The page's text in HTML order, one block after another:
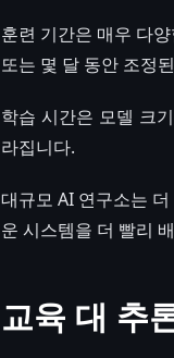
훈련 기간은 매우 다
또는 몇 달 동안 조정
학습 시간은 모델 크
라집니다.
대규모 AI 연구소는
운 시스템을 더 빨리
교육 대 추